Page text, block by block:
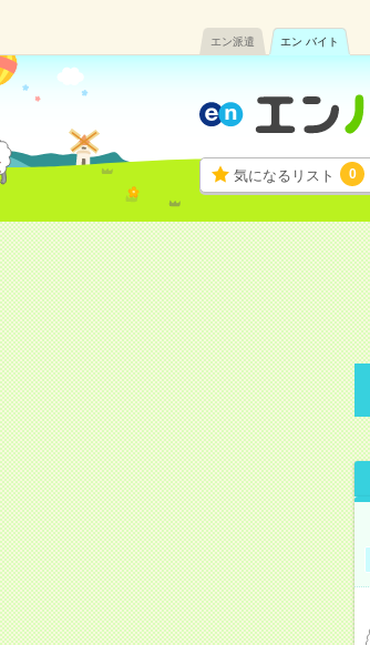
エン派遣 エン バイト
気になるリスト 0